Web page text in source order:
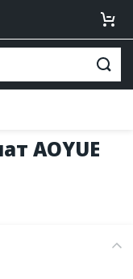
AOYUE